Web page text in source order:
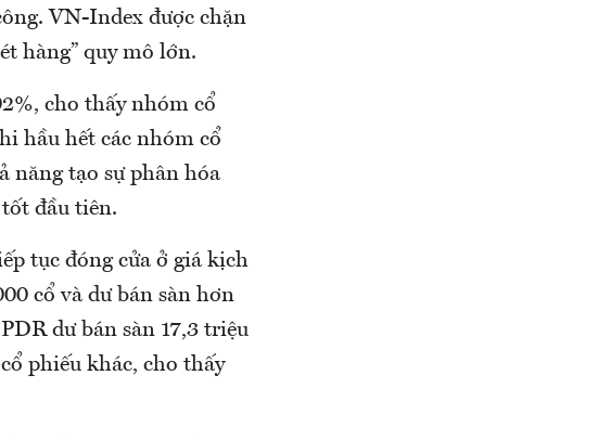
VN-Index được chặn
hàng” quy mô lớn.
cho thấy nhóm cổ
hầu hết các nhóm cổ
năng tạo sự phân hóa
đầu tiên.
tục đóng cửa ở giá kịch
cổ và dư bán sàn hơn
dư bán sàn 17,3 triệu
phiếu khác, cho thấy